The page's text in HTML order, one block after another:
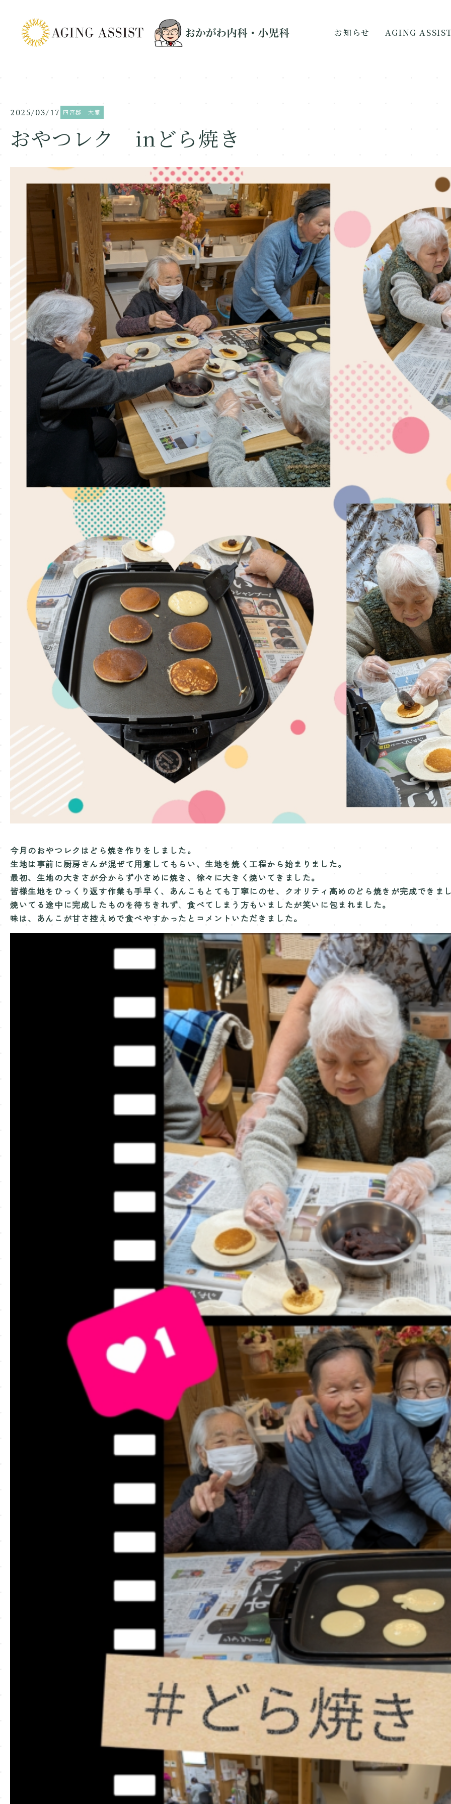
お知らせ AGING
2025/03/17 四宮邸 大雅
おやつレク inどら焼き
今月のおやつレクはどら焼き作りをしました。
生地は事前に厨房さんが混ぜて用意してもらい、生地を焼く工程から始まりました。
最初、生地の大きさが分からず小さめに焼き、 徐々に大きく焼いてきました。
皆様生地をひっくり返す作業も手早く、 あんこもとても丁寧にのせ、 クオリティ高めのどら焼きが完成できま
焼いてる途中に完成したものを待ちきれず、食べてしまう方もいましたが笑いに包まれました。
味は、あんこが甘さ控えめで食べやすかったと コメントいただきました。